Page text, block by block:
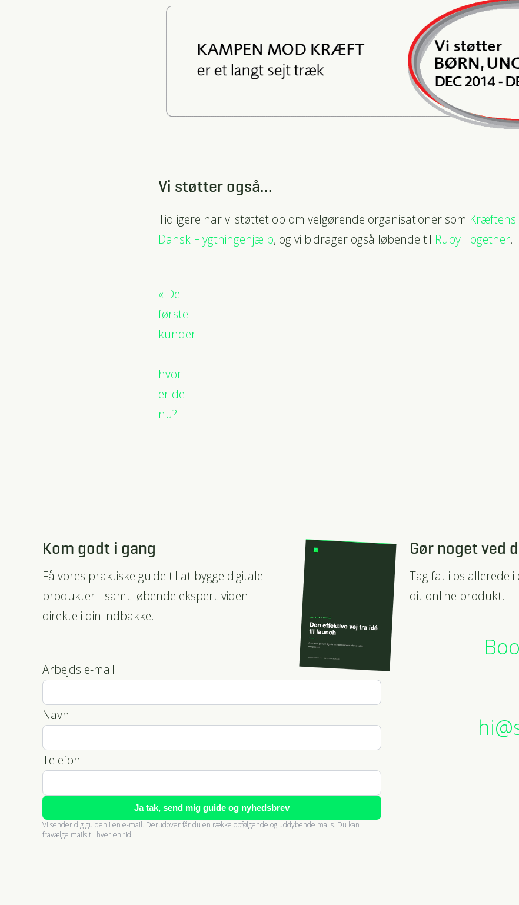
Vi støtter også…
Tidligere har vi støttet op om velgørende organisationer som Kræftens
Dansk Flygtningehjælp, og vi bidrager også løbende til Ruby Together.
De
første
kunder
-
hvor
er de
nu?
Kom godt i gang
Få vores praktiske guide til at bygge digitale
produkter - samt løbende ekspert-viden
direkte i din indbakke.
Arbejds e-mail
Navn
Telefon
Ja tak, send mig guide og nyhedsbrev
Vi sender dig guiden i en e-mail. Derudover får du en række opfølgende og uddybende mails. Du kan
fravælge mails til hver en tid.
Gør noget ved
Tag fat i os allerede
dit online produkt.